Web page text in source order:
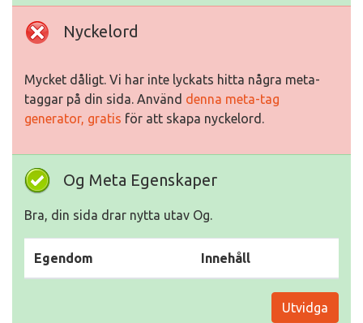
Nyckelord
Mycket dåligt. Vi har inte lyckats hitta några meta-
taggar på din sida. Använd denna meta-tag
generator, gratis för att skapa nyckelord.
Og Meta Egenskaper
Bra, din sida drar nytta utav Og.
Egendom Innehåll
Utvidga